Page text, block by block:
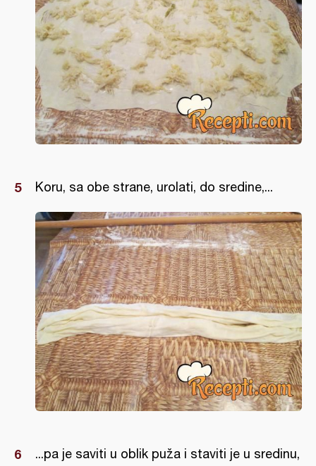
Koru, sa obe strane, urolati, do sredine,...
...pa je saviti u oblik puža i staviti je u sredinu,